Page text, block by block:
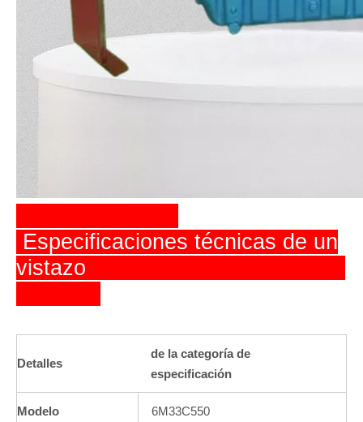
Especificaciones técnicas de un
vistazo
Detalles
de la categoría de
especificación
Modelo 6M33C550